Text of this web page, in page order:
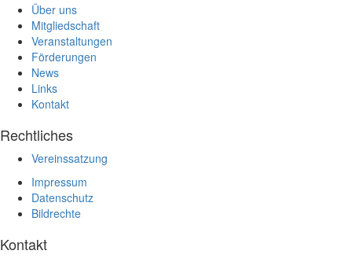
Über uns
Mitgliedschaft
Veranstaltungen
Förderungen
News
Links
Kontakt
Rechtliches
Vereinssatzung
Impressum
Datenschutz
Bildrechte
Kontakt